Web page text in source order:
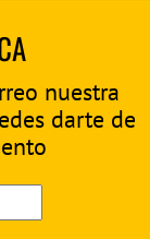
nuestra
darte de